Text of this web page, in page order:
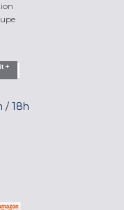
+
/ 18h